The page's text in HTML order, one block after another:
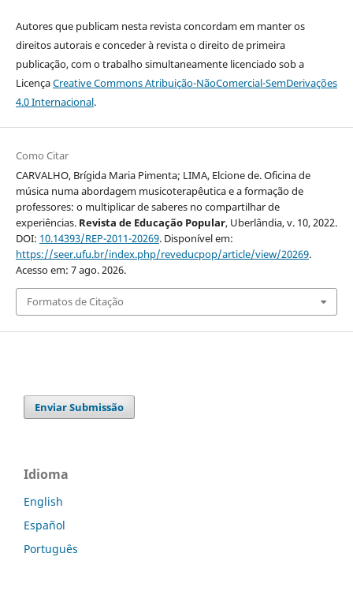
Autores que publicam nesta revista concordam em manter os
direitos autorais e conceder à revista o direito de primeira
publicação, com o trabalho simultaneamente licenciado sob a
LicençaCreative Commons Atribuição-NãoComercial-SemDerivações
4.0 Internacional.
Como Citar
CARVALHO, Brígida Maria Pimenta; LIMA, Elcione de. Oficina de
música numa abordagem musicoterapêutica e a formação de
professores: o multiplicar de saberes no compartilhar de
experiências. Revista de Educação Popular, Uberlândia, v. 10, 2022.
DOI: 10.14393/REP-2011-20269. Disponível em:
https://seer.ufu.br/index.php/reveducpop/article/view/20269.
Acesso em: 7 ago. 2026.
Formatos de Citação
Enviar Submissão
Idioma
English
Español
Português